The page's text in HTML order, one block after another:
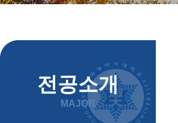
전공소개
MAJOR